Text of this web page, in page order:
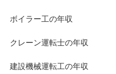
ボイラー工の年収
クレーン運転士の年収
建設機械運転工の年収